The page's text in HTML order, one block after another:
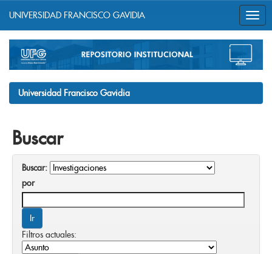
navigation
UNIVERSIDAD FRANCISCO GAVIDIA
Universidad Francisco Gavidia
Buscar
Buscar:
por
Filtros actuales: